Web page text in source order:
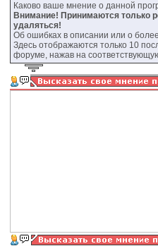
Каково ваше мнение о данной
Внимание! Принимаются только
удаляться!
Об ошибках в описании или о
Здесь отображаются только 10
форуме, нажав на